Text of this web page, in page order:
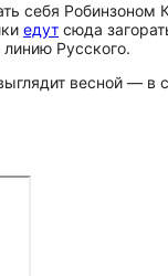
себя
едут сюда
Русского.
весной — в